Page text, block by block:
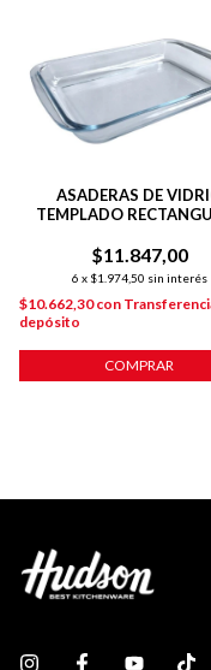
ASADERAS DE
TEMPLADO
$11.847,00
6 x $1.974,50 sin interés
$10.662,30con
depósito
COMPRAR